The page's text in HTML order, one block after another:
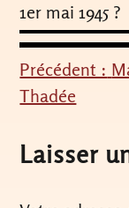
1er mai 1945 ?
de
l’article
Précédent :
Thadée
Laisser